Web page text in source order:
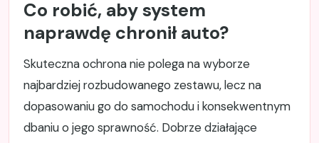
Co robić, aby system
naprawdę chronił auto?
Skuteczna ochrona nie polega na wyborze
najbardziej rozbudowanego zestawu, lecz na
dopasowaniu go do samochodu i konsekwentnym
dbaniu o jego sprawność. Dobrze działające